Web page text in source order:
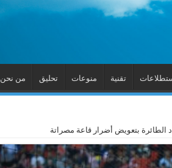
تقنية منوعات تحليق من نحن
الطائرة بتعويض أضرار قاعة مصراتة